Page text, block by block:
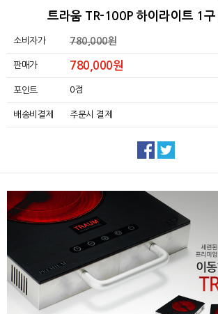
트라움 TR-100P 하이라이트 1구
소비자가 780,000원
판매가 780,000원
포인트 0점
배송비결제 주문시 결제